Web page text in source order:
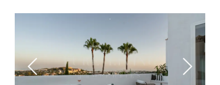
Previous Next